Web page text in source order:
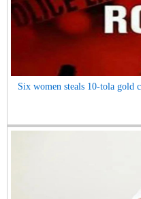
Six women steals 10-tola gold